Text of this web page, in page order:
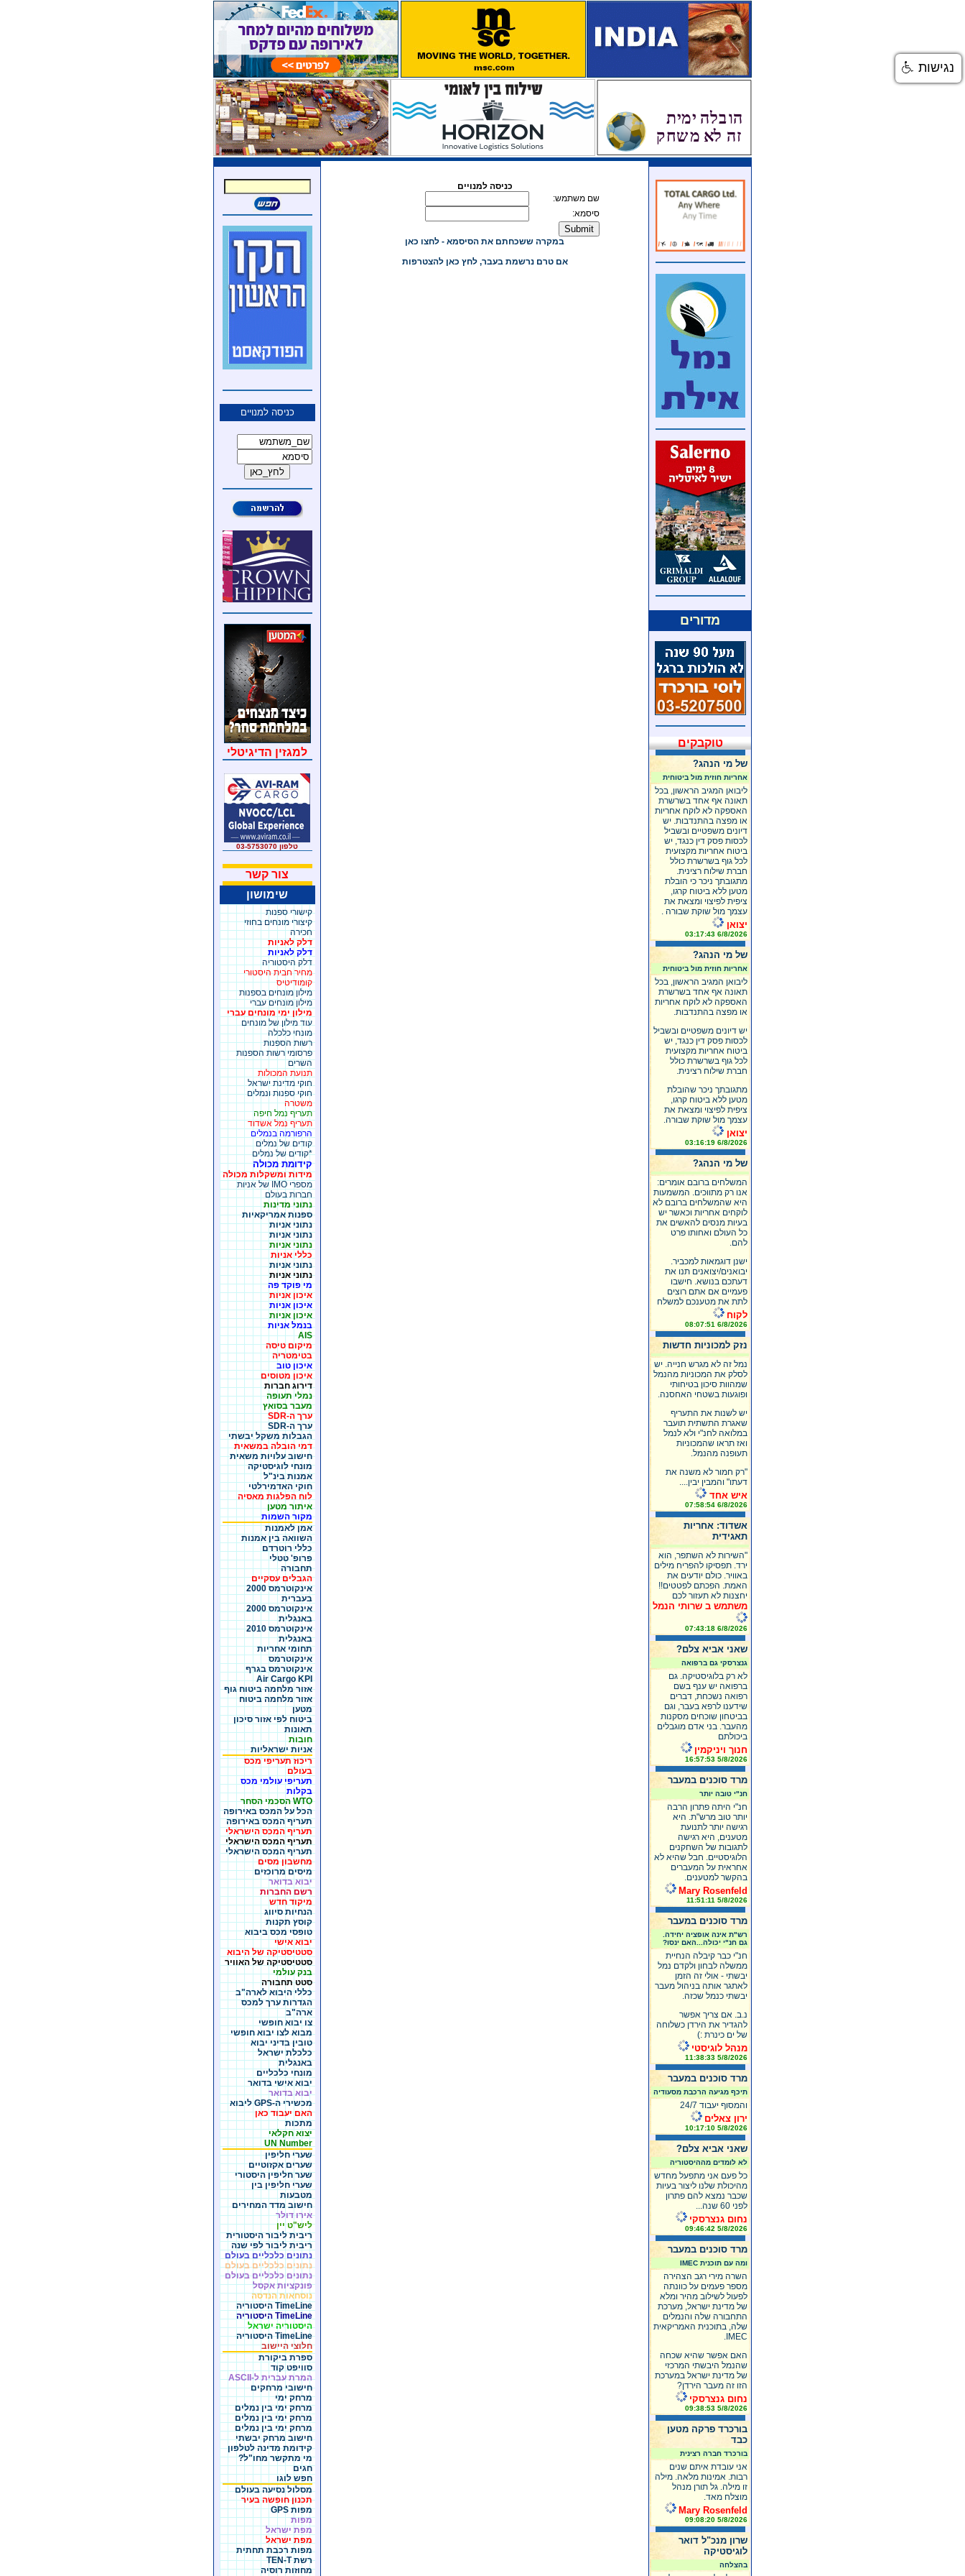
מדורים
טוקבקים
של מי הנהג?
אחריות חוזית מול ביטוחית
ליבואן המגיב הראשון, בכל
תאונה אף אחד בשרשרת
האספקה לא לוקח אחריות
או מפצה בהתנדבות. יש
דיונים משפטיים ובשביל
לכסות פסק דין כנגד, יש
ביטוח אחריות מקצועית
לכל גוף בשרשרת כולל
חברת שילוח רצינית.
מתגובתך ניכר כי הובלת
מטען ללא ביטוח קרגו,
ציפית לפיצוי ומצאת את
עצמך מול שוקת שבורה .
יצואן
6/8/2026 03:17:43
של מי הנהג?
אחריות חוזית מול ביטוחית
ליבואן המגיב הראשון, בכל
תאונה אף אחד בשרשרת
האספקה לא לוקח אחריות
או מפצה בהתנדבות.
יש דיונים משפטיים ובשביל
לכסות פסק דין כנגד, יש
ביטוח אחריות מקצועית
לכל גוף בשרשרת כולל
חברת שילוח רצינית.
מתגובתך ניכר שהובלת
מטען ללא ביטוח קרגו,
ציפית לפיצוי ומצאת את
עצמך מול שוקת שבורה.
יצואן
6/8/2026 03:16:19
של מי הנהג?
המשלחים ברובם אומרים:
אנו רק מתווכים. המשמעות
היא שהמשלחים ברובם לא
לוקחים אחריות וכאשר יש
בעיות מנסים להאשים את
כל העולם ואחותו פרט
להם.
ישנן דוגמאות למכביר.
יבואנים/יצואנים תנו את
דעתכם בנושא. חישבו
פעמיים אם אתם רוצים
לתת את מטענכם למשלח
לקוח
6/8/2026 08:07:51
נזק למכוניות חדשות
נמל זה לא מגרש חנייה. יש
לסלק את המכוניות מהנמל
שמהוות סיכון בטיחותי
ופוגעות בשטחי האחסנה.
יש לשנות את התעריף
שאגרת התשתית תועבר
במלואה לחנ"י ולא לנמל
ואז תראו שהמכוניות
תעופנה מהנמל.
"רק חמור לא משנה את
דעתו" והמבין יבין....
איש אחד
6/8/2026 07:58:54
אשדוד: אחריות
תאגידית
"השירות לא השתפר, הוא
ירד. תפסיקו להפריח מילים
באוויר. כולם יודעים את
האמת. הפכתם לפטטים!!
יחצנות לא תעזור לכם
משתמש ב שרותי הנמל
6/8/2026 07:43:18
שאני אביא צלם?
גנצרסקי גם ברפואה
לא רק בלוגיסטיקה. גם
ברפואה יש ענף בשם
רפואה נשכחת, דברים
שידענו לרפא בעבר, וגם
בביטחון שוכחים מסקנות
מהעבר. בני אדם מוגבלים
ביכולתם
חנוך ויניקמין
5/8/2026 16:57:53
מרד סוכנים במעבר
חנ"י טובה יותר
חנ"י היתה פתרון הרבה
יותר טוב מרש"ת. היא
רגישה יותר לתנועת
מטענים, היא רגישה
לתגובות של השחקנים
הלוגיסטיים. חבל שהיא לא
אחראית על המעברים
בהקשר למטענים.
Mary Rosenfeld
5/8/2026 11:51:11
מרד סוכנים במעבר
רש"ת אינה אופציה יחידה.
גם חנ"י יכולה...האם ינסו?
חנ"י כבר קיבלה הנחיית
ממשלה לבחון ולקדם נמל
יבשתי - אולי זה הזמן
לאתגר אותה בניהול מעבר
יבשתי כנמל שכזה.
נ.ב. אם צריך אפשר
להגדיר את הירדן כשלוחה
של ים כינרת :)
מנהל לוגיסטי
5/8/2026 11:38:33
מרד סוכנים במעבר
תיכף מגיעה הרכבת מסעודיה
והמסוף יעבוד 24/7
ירון צאלים
5/8/2026 10:17:10
שאני אביא צלם?
לא לומדים מההיסטוריה
כל פעם אני מתפעל מחדש
מהיכולת שלנו ליצור בעיות
שכבר נמצא להם פתרון
לפני 60 שנה...
נחום גנצרסקי
5/8/2026 09:46:42
מרד סוכנים במעבר
ומה עם תוכנית IMEC
השרה מירי רגב הצהירה
מספר פעמים על כוונתה
לפעול לשילוב מהיר ומלא
של מדינת ישראל, מערכת
התחבורה שלה והנמלים
שלה, בתוכנית האמריקאית
IMEC.
האם אפשר שהיא שכחה
שהנמל היבשתי המרכזי
של מדינת ישראל במערכת
הזו זה מעבר הירדן?
נחום גנצרסקי
5/8/2026 09:38:53
בורכרד פרקה מטען
כבד
בורכרד חברה רצינית
אני עובדת איתם שנים
רבות. אמינות מלאה. מילה
זו מילה. גל תורן מנהל
מוצלח מאד.
Mary Rosenfeld
5/8/2026 09:08:20
שרון מנכ"ל דואר
לוגיסטיקה
בהצלחה
כניסה למנויים
שם משתמש:
סיסמא:
במקרה ששכחתם את הסיסמא - לחצו כאן
אם טרם נרשמת בעבר, לחץ כאן להצטרפות
כניסה למנויים
למגזין הדיגיטלי
טלפון 03-5753070
צור קשר
שימושון
קישורי ספנות
קיצורי מונחים בחוזי
חכירה
דלק לאניות
דלק לאניות
דלק היסטוריה
מחיר חבית היסטורי
קומודיטיס
מילון מונחים בספנות
מילון מונחים עברי
מילון ימי מונחים עברי
עוד מילון של מונחים
מונחי כלכלה
רשות הספנות
פרסומי רשות הספנות
השרים
תנועת המכולות
חוקי מדינת ישראל
חוקי ספנות ונמלים
משטרה
תעריף נמל חיפה
תעריף נמל אשדוד
הרפורמה בנמלים
קודים של נמלים
*קודים של נמלים
קידומת מכולה
מידות ומשקלות מכולה
מספרי IMO של אניות
חברות בעולם
נתוני מדינות
ספנות אמריקאיות
נתוני אניות
נתוני אניות
נתוני אניות
כללי אניות
נתוני אניות
נתוני אניות
מי פוקד פה
איכון אניות
איכון אניות
איכון אניות
בנמל אניות
AIS
מיקום טיסה
בטימטריה
איכון טוב
איכון מטוסים
דירוג חברות
נמלי תעופה
מעבר בסואץ
ערך ה-SDR
ערך ה-SDR
הגבלות משקל יבשתי
דמי הובלה במשאית
חישוב עלויות משאית
מונחי לוגיסטיקה
אמנות בינ"ל
חוקי האדמירלטי
לוח הפלגות מאסיה
איתור מטען
מקור השמות
אמן לאמנות
השוואה בין אמנות
כללי רוטרדם
פרופ' טטלי
תחבורה
הגבלים עסקיים
אינקוטרמס 2000
בעברית
אינקוטרמס 2000
באנגלית
אינקוטרמס 2010
באנגלית
תחומי אחריות
אינקוטרמס
אינקוטרמס בגרף
Air Cargo KPI
אזור מלחמה ביטוח גוף
אזור מלחמה ביטוח
מטען
ביטוח לפי אזור סיכון
תאונות
חובות
אניות ישראליות
ריכוז תעריפי מכס
בעולם
תעריפי עולמי מכס
בקלות
WTO הסכמי הסחר
הכל על המכס באירופה
תעריף המכס באירופה
תעריף המכס הישראלי
תעריף המכס הישראלי
תעריף המכס הישראלי
מחשבון מסים
מיסים מרוכזים
יבוא בדואר
רשם החברות
מיקוד חדש
הנחיות סיווג
קוסץ תקנות
טופסי מכס ביבוא
יבוא אישי
סטטיסטיקה של היבוא
סטטיסטיקה של האוויר
בנק עולמי
סטט תחבורה
כללי היבוא לארה"ב
הגדרות ערך למכס
ארה"ב
צו יבוא חופשי
מבוא לצו יבוא חופשי
טובין בדיני יבוא
כלכלת ישראל
באנגלית
מונחי כלכליים
יבוא אישי בדואר
יבוא בדואר
מכשירי ה-GPS ליבוא
האם יעבוד כאן
מתכות
יצוא חקלאי
UN Number
שערי חליפין
שערים אקזוטיים
שער חליפין היסטורי
שערי חליפין בין
מטבעות
חישוב מדד המחירים
אירו דולר
ליש"ט יין
ריבית ליבור היסטורית
ריבית ליבור לפי שנה
נתונים כלכליים בעולם
נתונים כלכליים בעולם
נתונים כלכליים בעולם
פונקציות אקסל
נוסחאות הנדסה
TimeLine היסטוריה
TimeLine היסטוריה
היסטוריה ישראל
TimeLine היסטוריה
חלוצי היישוב
ספרת ביקורת
סוויפט קוד
המרת עברית ל-ASCII
חישובי מרחקים
מרחק ימי
מרחק ימי בין נמלים
מרחק ימי בין נמלים
מרחק ימי בין נמלים
חישוב מרחק יבשתי
קידומת מדינה לטלפון
מי מתקשר מחו"ל?
חגים
חפש לוגו
מסלול נסיעה בעולם
תכנון חופשה בעיר
מפות GPS
מפות
מפת ישראל
מפת ישראל
מפות רכבת תחתית
רשת TEN-T
מחוזות רוסיה
נגישות